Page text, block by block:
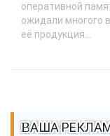
оперативной
ожидали многого
её продукция...
ВАША